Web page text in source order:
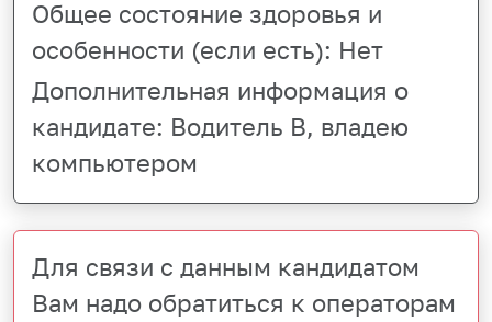
Общее состояние здоровья и
особенности (если есть): Нет
Дополнительная информация о
кандидате: Водитель В, владею
компьютером
Для связи с данным кандидатом
Вам надо обратиться к операторам